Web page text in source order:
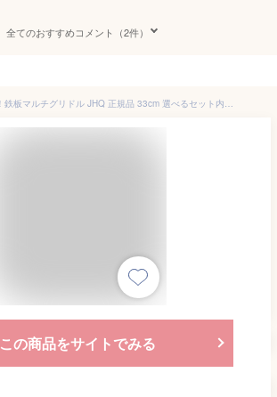
全てのおすすめコメント（2件）
ポイント15倍！鉄板マルチグリドル JHQ 正規品 33cm 選べるセット内容 丸型 鉄板フライパン MULTI GRIDDLE ジェイエイチキュー IKE0924DA IH対応 直火（ガス火）対応
この商品をサイトでみる